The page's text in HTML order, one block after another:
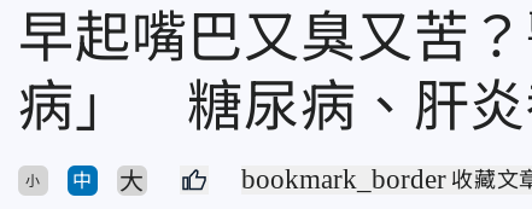
早起嘴巴又臭又苦
病」 糖尿病、肝炎
小 中 大 bookmark_border 收藏文